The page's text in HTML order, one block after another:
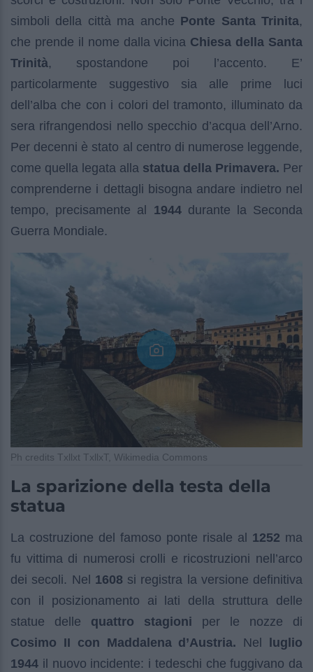
simboli della città ma anche Ponte Santa Trinita,
che prende il nome dalla vicina Chiesa della Santa
Trinità, spostandone poi l’accento. E’
particolarmente suggestivo sia alle prime luci
dell’alba che con i colori del tramonto, illuminato da
sera rifrangendosi nello specchio d’acqua dell’Arno.
Per decenni è stato al centro di numerose leggende,
come quella legata alla statua della Primavera. Per
comprenderne i dettagli bisogna andare indietro nel
tempo, precisamente al 1944durante la Seconda
Guerra Mondiale.
Ph credits Txllxt TxllxT, Wikimedia Commons
La sparizione della testa della
statua
La costruzione del famoso ponte risale al 1252 ma
fu vittima di numerosi crolli e ricostruzioni nell’arco
dei secoli. Nel 1608 si registra la versione definitiva
con il posizionamento ai lati della struttura delle
statue delle quattro stagioni per le nozze di
Cosimo II con Maddalena d’Austria. Nel
luglio
1944 il nuovo incidente: i tedeschi che fuggivano da